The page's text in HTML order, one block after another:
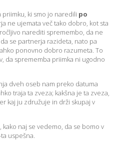
ki smo jo naredili po
ne ujemata več tako dobro, kot sta
narediti spremembo, da ne
se partnerja razideta, nato pa
ponovno dobro razumeta. To
da sprememba priimka ni ugodno
dveh oseb nam preko datuma
traja ta zveza; kakšna je ta zveza,
kaj ju združuje in drži skupaj v
naj se vedemo, da se bomo v
uspešna.